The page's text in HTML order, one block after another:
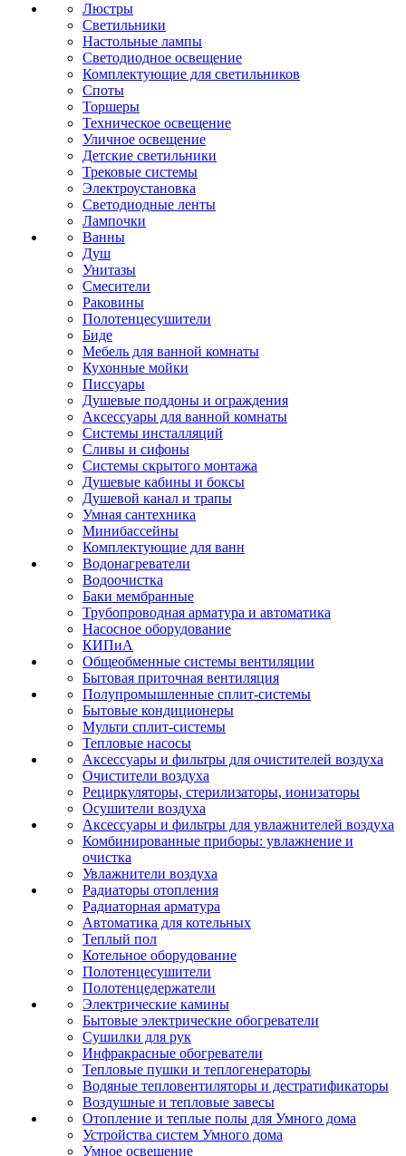
Люстры
Светильники
Настольные лампы
Светодиодное освещение
Комплектующие для светильников
Споты
Торшеры
Техническое освещение
Уличное освещение
Детские светильники
Трековые системы
Электроустановка
Светодиодные ленты
Лампочки
Ванны
Душ
Унитазы
Смесители
Раковины
Полотенцесушители
Биде
Мебель для ванной комнаты
Кухонные мойки
Писсуары
Душевые поддоны и ограждения
Аксессуары для ванной комнаты
Системы инсталляций
Сливы и сифоны
Системы скрытого монтажа
Душевые кабины и боксы
Душевой канал и трапы
Умная сантехника
Минибассейны
Комплектующие для ванн
Водонагреватели
Водоочистка
Баки мембранные
Трубопроводная арматура и автоматика
Насосное оборудование
КИПиА
Общеобменные системы вентиляции
Бытовая приточная вентиляция
Полупромышленные сплит-системы
Бытовые кондиционеры
Мульти сплит-системы
Тепловые насосы
Аксессуары и фильтры для очистителей воздуха
Очистители воздуха
Рециркуляторы, стерилизаторы, ионизаторы
Осушители воздуха
Аксессуары и фильтры для увлажнителей воздуха
Комбинированные приборы: увлажнение и
очистка
Увлажнители воздуха
Радиаторы отопления
Радиаторная арматура
Автоматика для котельных
Теплый пол
Котельное оборудование
Полотенцесушители
Полотенцедержатели
Электрические камины
Бытовые электрические обогреватели
Сушилки для рук
Инфракрасные обогреватели
Тепловые пушки и теплогенераторы
Водяные тепловентиляторы и дестратификаторы
Воздушные и тепловые завесы
Отопление и теплые полы для Умного дома
Устройства систем Умного дома
Умное освещение